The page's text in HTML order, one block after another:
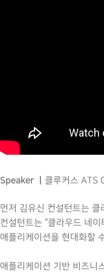
Speaker ㅣ 클루커스 ATS
먼저 김유신 컨설턴트는
컨설턴트는 “클라우드 네
애플리케이션을 현대화할
애플리케이션 기반 비즈니